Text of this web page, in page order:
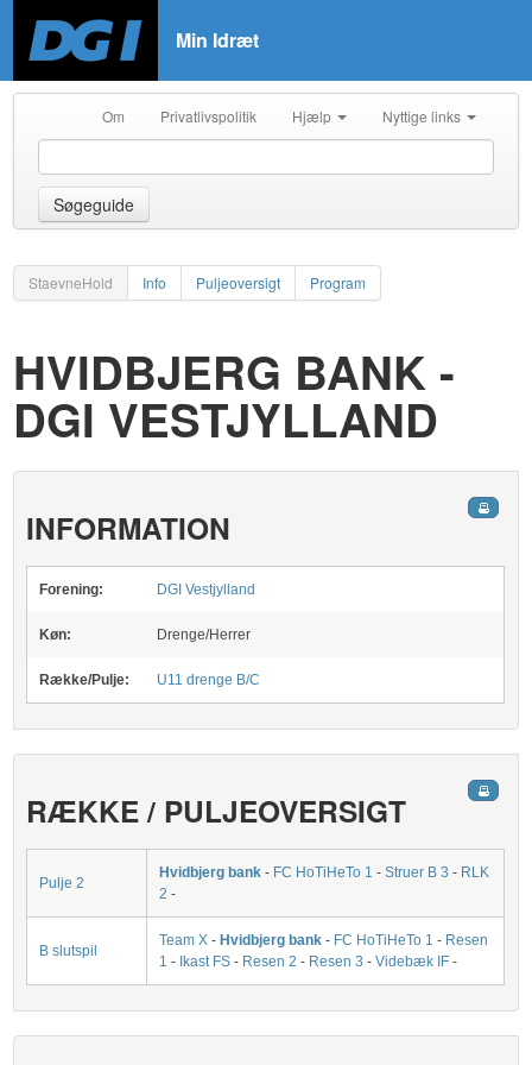
Min Idræt
Om Privatlivspolitik Hjælp Nyttige links
Søgeguide
StaevneHold Info Puljeoversigt Program
HVIDBJERG BANK -
DGI VESTJYLLAND
INFORMATION
Forening: DGI Vestjylland
Køn: Drenge/Herrer
Række/Pulje: U11 drenge B/C
RÆKKE / PULJEOVERSIGT
Pulje 2
Hvidbjerg bank - FC HoTiHeTo 1 -Struer B 3 - RLK
2 -
B slutspil
Team X - Hvidbjerg bank - FC HoTiHeTo 1 - Resen
1 - Ikast FS - Resen 2 - Resen 3 -Videbæk IF -